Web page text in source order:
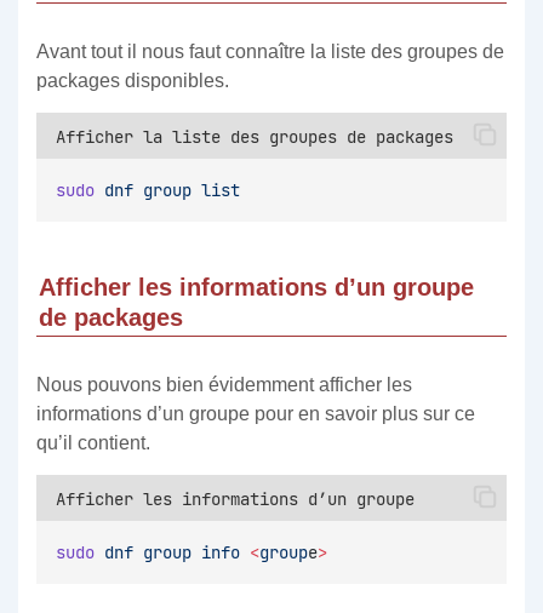
Avant tout il nous faut connaître la liste des groupes de
packages disponibles.
Afficher la liste des groupes de packages
sudo dnf group list
Afficher les informations d’un groupe
de packages
Nous pouvons bien évidemment afficher les
informations d’un groupe pour en savoir plus sur ce
qu’il contient.
Afficher les informations d’un groupe
sudo dnf group info <groupe>